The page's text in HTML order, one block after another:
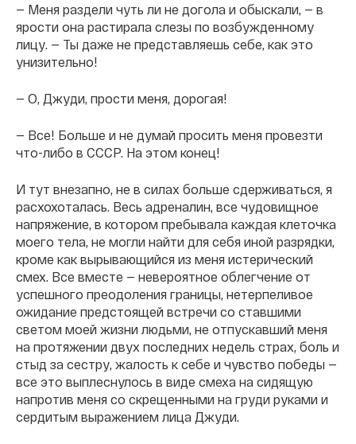
— Меня раздели чуть ли не догола и обыскали, — в
ярости она растирала слезы по возбужденному
лицу. — Ты даже не представляешь себе, как это
унизительно!
— О, Джуди, прости меня, дорогая!
— Все! Больше и не думай просить меня провезти
что-либо в СССР. На этом конец!
И тут внезапно, не в силах больше сдерживаться, я
расхохоталась. Весь адреналин, все чудовищное
напряжение, в котором пребывала каждая клеточка
моего тела, не могли найти для себя иной разрядки,
кроме как вырывающийся из меня истерический
смех. Все вместе — невероятное облегчение от
успешного преодоления границы, нетерпеливое
ожидание предстоящей встречи со ставшими
светом моей жизни людьми, не отпускавший меня
на протяжении двух последних недель страх, боль и
стыд за сестру, жалость к себе и чувство победы —
все это выплеснулось в виде смеха на сидящую
напротив меня со скрещенными на груди руками и
сердитым выражением лица Джуди.